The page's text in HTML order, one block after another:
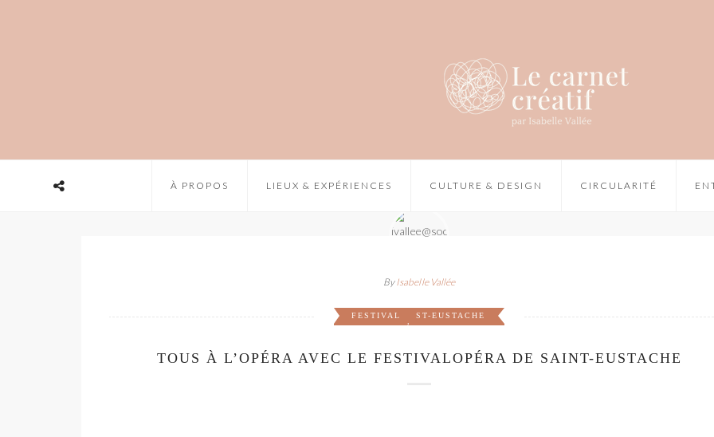
À PROPOS LIEUX & EXPÉRIENCES CULTURE & DESIGN CIRCULARITÉ
ByIsabelle Vallée
FESTIVAL ST-EUSTACHE
TOUS À L’OPÉRA AVEC LE FESTIVALOPÉRA DE SAINT-EUSTACHE